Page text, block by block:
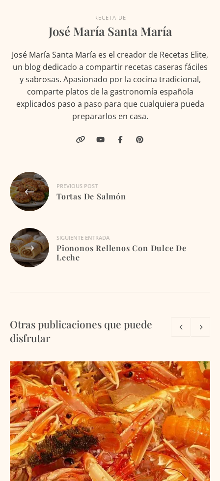
RECETA DE
José María Santa María
José María Santa María es el creador de Recetas Elite,
un blog dedicado a compartir recetas caseras fáciles
y sabrosas. Apasionado por la cocina tradicional,
comparte platos de la gastronomía española
explicados paso a paso para que cualquiera pueda
prepararlos en casa.
Navegación
de
entradas
PREVIOUS POST
Tortas De Salmón
SIGUIENTE ENTRADA
Piononos Rellenos Con Dulce De
Leche
Otras publicaciones que puede
disfrutar